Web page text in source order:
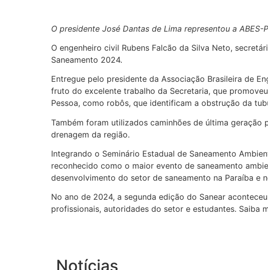
O presidente José Dantas de Lima representou a
O engenheiro civil Rubens Falcão da Silva Neto,
Saneamento 2024.
Entregue pelo presidente da Associação Brasileira de
fruto do excelente trabalho da Secretaria, que
Pessoa, como robôs, que identificam a obstrução da
Também foram utilizados caminhões de última
drenagem da região.
Integrando o Seminário Estadual de Saneamento
reconhecido como o maior evento de saneamento
desenvolvimento do setor de saneamento na Paraíba e
No ano de 2024, a segunda edição do Sanear
profissionais, autoridades do setor e estudantes. Saiba
Notícias